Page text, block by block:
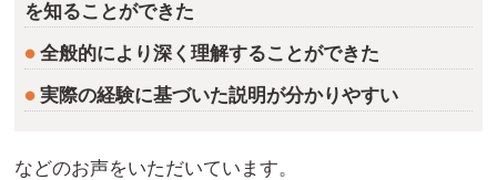
を知ることができた
全般的により深く理解することができた
実際の経験に基づいた説明が分かりやすい
などのお声をいただいています。